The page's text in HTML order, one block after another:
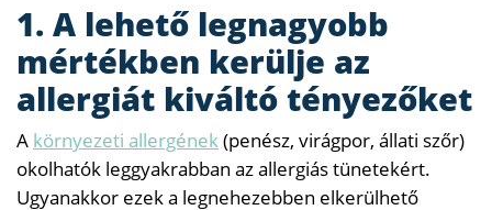
1. A lehető legnagyobb
mértékben kerülje az
allergiát kiváltó tényezőket
A környezeti allergének(penész, virágpor, állati szőr)
okolhatók leggyakrabban az allergiás tünetekért.
Ugyanakkor ezek a legnehezebben elkerülhető